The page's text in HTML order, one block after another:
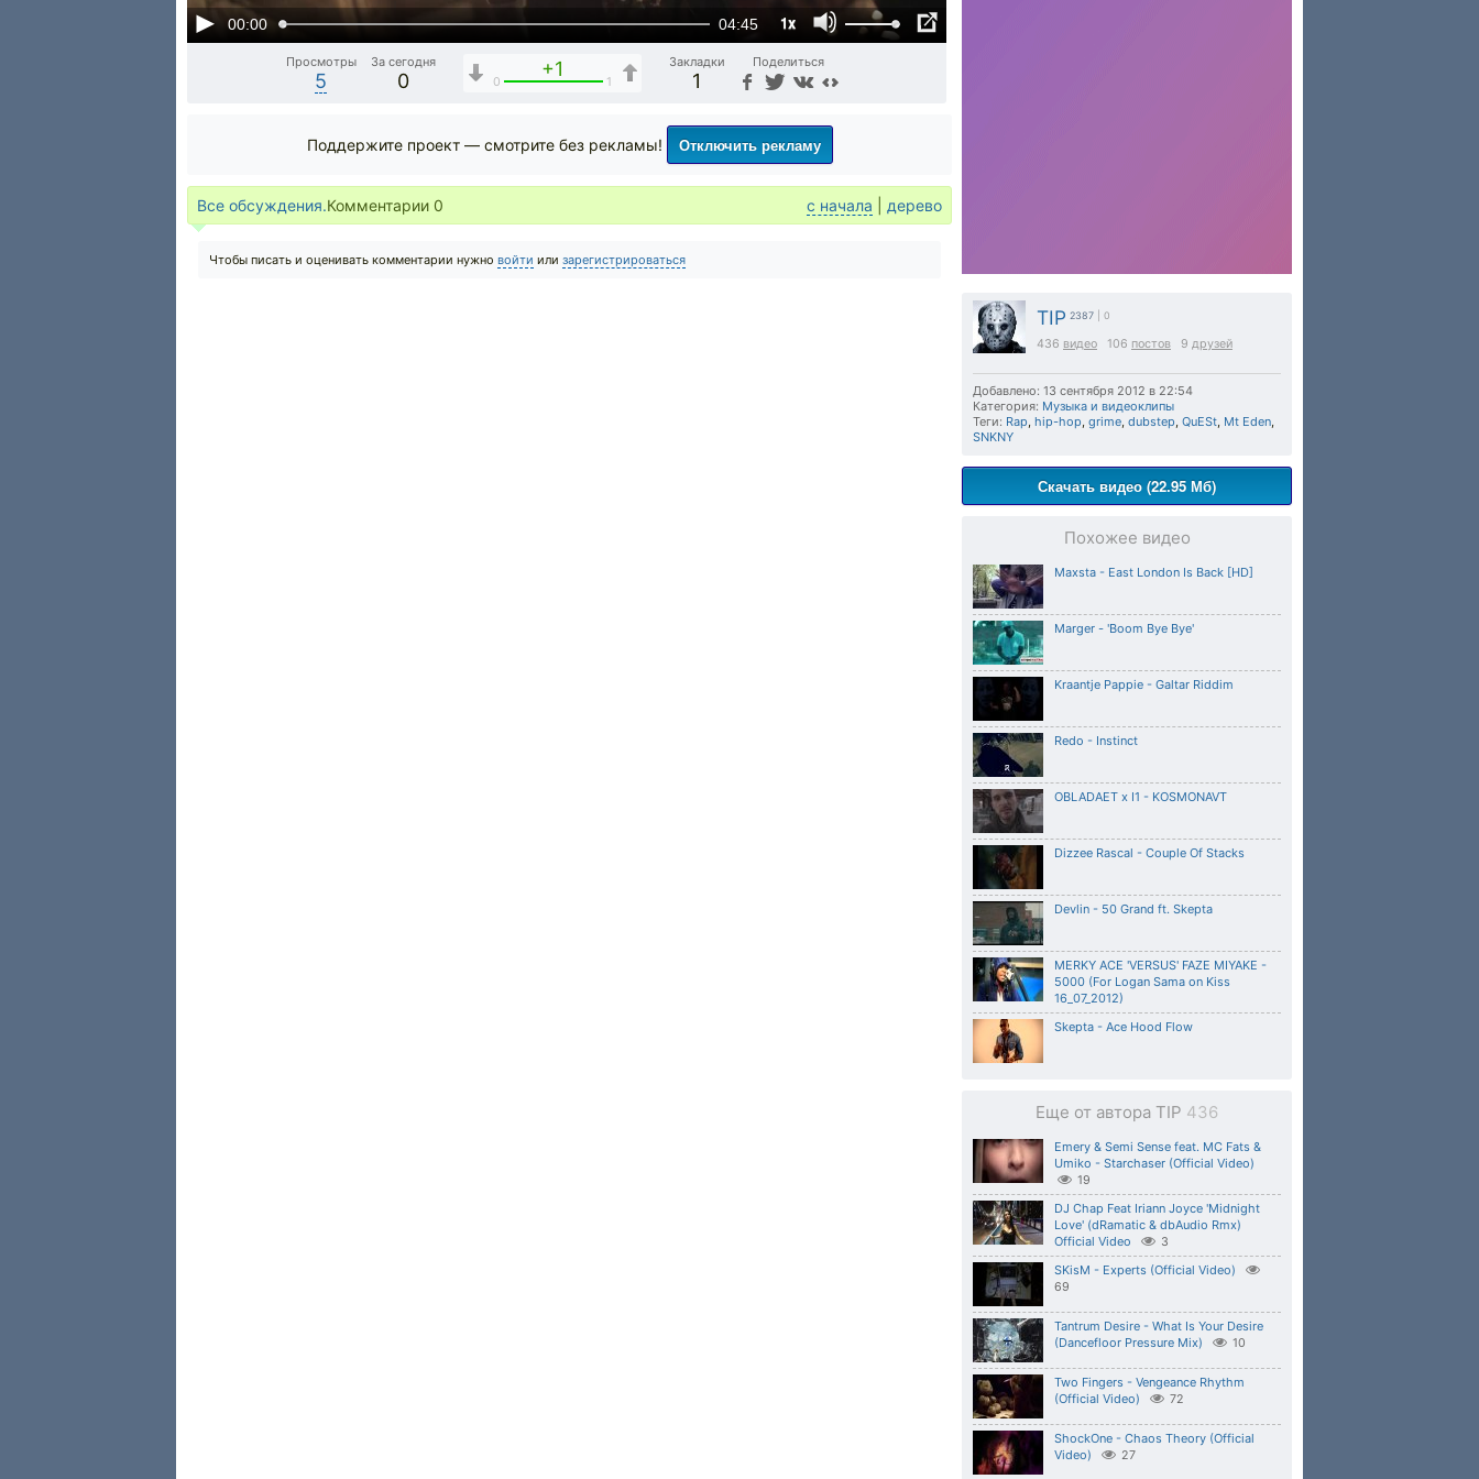
00:00 04:45 1x
Просмотры
5
За сегодня
0
+1
0 1
Закладки
1
Поделиться
TIP 2387 | 0
436 видео 106 постов 9 друзей
Добавлено: 13 сентября 2012 в 22:54
Категория: Музыка и видеоклипы
Теги: Rap, hip-hop, grime, dubstep, QuESt, Mt Eden,
SNKNY
Скачать видео (22.95 Мб)
Похожее видео
Maxsta - East London Is Back [HD]
Marger - 'Boom Bye Bye'
Kraantje Pappie - Galtar Riddim
Redo - Instinct
OBLADAET x I1 - KOSMONAVT
Dizzee Rascal - Couple Of Stacks
Devlin - 50 Grand ft. Skepta
MERKY ACE 'VERSUS' FAZE MIYAKE -
5000 (For Logan Sama on Kiss
16_07_2012)
Skepta - Ace Hood Flow
Еще от автора TIP 436
Emery & Semi Sense feat. MC Fats &
Umiko - Starchaser (Official Video)
19
DJ Chap Feat Iriann Joyce 'Midnight
Love' (dRamatic & dbAudio Rmx)
Official Video
3
SKisM - Experts (Official Video)
69
Tantrum Desire - What Is Your Desire
(Dancefloor Pressure Mix)
10
Two Fingers - Vengeance Rhythm
(Official Video)
72
ShockOne - Chaos Theory (Official
Video)
27
Поддержите проект — смотрите без рекламы! Отключить рекламу
Все обсуждения.Комментарии 0 с начала дерево
Чтобы писать и оценивать комментарии нужно войти или зарегистрироваться